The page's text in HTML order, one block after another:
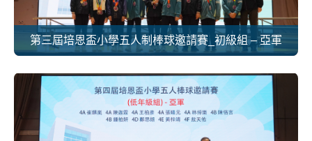
第三屆培恩盃小學五人制棒球邀請賽_初級組 – 亞軍